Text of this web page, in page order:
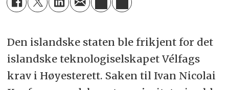
Den islandske staten ble frikjent for det
islandske teknologiselskapet Vélfags
krav i Høyesterett. Saken til Ivan Nicolai